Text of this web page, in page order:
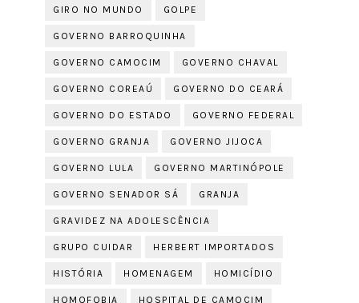
GIRO NO MUNDO GOLPE
GOVERNO BARROQUINHA
GOVERNO CAMOCIM GOVERNO CHAVAL
GOVERNO COREAÚ GOVERNO DO CEARÁ
GOVERNO DO ESTADO GOVERNO FEDERAL
GOVERNO GRANJA GOVERNO JIJOCA
GOVERNO LULA GOVERNO MARTINÓPOLE
GOVERNO SENADOR SÁ GRANJA
GRAVIDEZ NA ADOLESCÊNCIA
GRUPO CUIDAR HERBERT IMPORTADOS
HISTÓRIA HOMENAGEM HOMICÍDIO
HOMOFOBIA HOSPITAL DE CAMOCIM